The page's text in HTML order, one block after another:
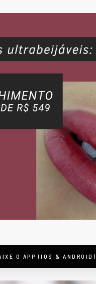
O APP (IOS & ANDROID)